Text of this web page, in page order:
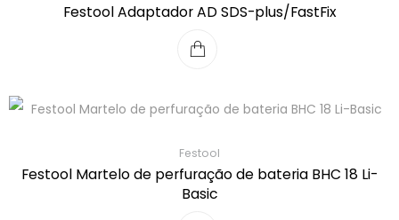
Festool Adaptador AD SDS-plus/FastFix
Festool
Festool Martelo de perfuração de bateria BHC 18 Li-
Basic